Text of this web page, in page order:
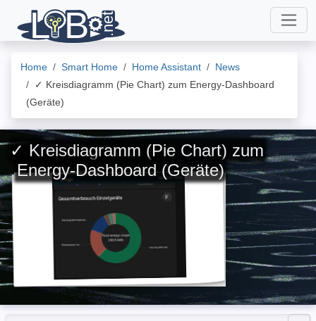
Home Smart Home Home Assistant
News
✓ Kreisdiagramm (Pie Chart) zum Energy-Dashboard
(Geräte)
✓ Kreisdiagramm (Pie Chart) zum
Energy-Dashboard (Geräte)